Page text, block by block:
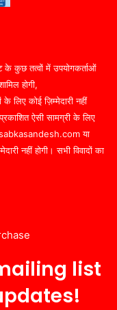
के कुछ तत्वों में उपयोगकर्ताओं
होगी,
कोई ज़िम्मेदारी नहीं
ऐसी सामग्री के लिए
sabkasandesh.com या
नहीं होगी। सभी विवादों का
list